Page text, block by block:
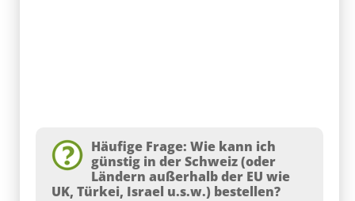
Häufige Frage: Wie kann ich
günstig in der Schweiz (oder
Ländern außerhalb der EU wie
UK, Türkei, Israel u.s.w.) bestellen?